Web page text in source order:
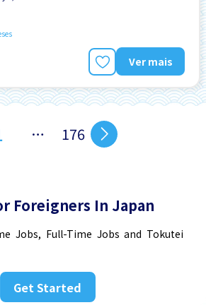
Ver mais
… 176
Foreigners In Japan
Jobs, Full-Time Jobs and Tokutei
Get Started